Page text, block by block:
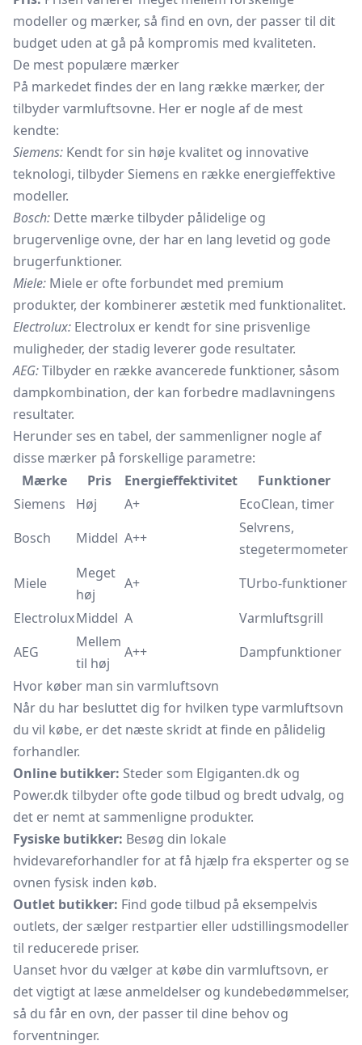
modeller og mærker, så find en ovn, der passer til dit
budget uden at gå på kompromis med kvaliteten.
De mest populære mærker
På markedet findes der en lang række mærker, der
tilbyder varmluftsovne. Her er nogle af de mest
kendte:
Siemens: Kendt for sin høje kvalitet og innovative
teknologi, tilbyder Siemens en række energieffektive
modeller.
Bosch: Dette mærke tilbyder pålidelige og
brugervenlige ovne, der har en lang levetid og gode
brugerfunktioner.
Miele: Miele er ofte forbundet med premium
produkter, der kombinerer æstetik med funktionalitet.
Electrolux: Electrolux er kendt for sine prisvenlige
muligheder, der stadig leverer gode resultater.
AEG:Tilbyder en række avancerede funktioner, såsom
dampkombination, der kan forbedre madlavningens
resultater.
Herunder ses en tabel, der sammenligner nogle af
disse mærker på forskellige parametre:
Mærke
Pris Energieffektivitet
Funktioner
Siemens
Høj A+
EcoClean, timer
Bosch
Middel A++
Selvrens,
stegetermometer
Miele
Meget
høj
A+
TUrbo-funktioner
ElectroluxMiddel A
Varmluftsgrill
AEG
Mellem
til høj
A++
Dampfunktioner
Hvor køber man sin varmluftsovn
Når du har besluttet dig for hvilken type varmluftsovn
du vil købe, er det næste skridt at finde en pålidelig
forhandler.
Online butikker: Steder som Elgiganten.dk og
Power.dk tilbyder ofte gode tilbud og bredt udvalg, og
det er nemt at sammenligne produkter.
Fysiske butikker: Besøg din lokale
hvidevareforhandler for at få hjælp fra eksperter og se
ovnen fysisk inden køb.
Outlet butikker: Find gode tilbud på eksempelvis
outlets, der sælger restpartier eller udstillingsmodeller
til reducerede priser.
Uanset hvor du vælger at købe din varmluftsovn, er
det vigtigt at læse anmeldelser og kundebedømmelser,
så du får en ovn, der passer til dine behov og
forventninger.